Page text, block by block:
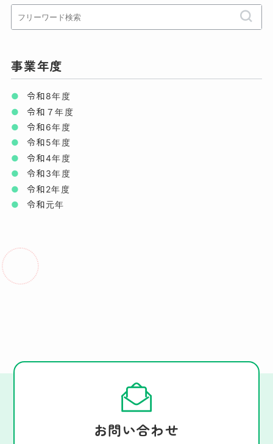
事業年度
令和8年度
令和７年度
令和6年度
令和5年度
令和4年度
令和3年度
令和2年度
令和元年
お問い合わせ